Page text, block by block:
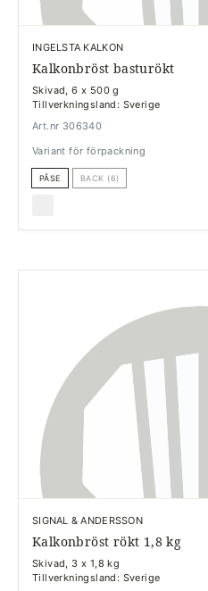
INGELSTA KALKON
Kalkonbröst basturökt
Skivad, 6 x 500 g
Tillverkningsland: Sverige
Art.nr 306340
Variant för förpackning
PÅSE BACK (6)
SIGNAL & ANDERSSON
Kalkonbröst rökt 1,8 kg
Skivad, 3 x 1,8 kg
Tillverkningsland: Sverige